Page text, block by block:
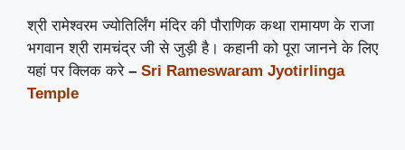
श्री रामेश्वरम ज्योतिर्लिंग मंदिर की पौराणिक कथा रामायण के राजा
भगवान श्री रामचंद्र जी से जुड़ी है। कहानी को पूरा जानने के लिए
यहां पर क्लिक करे– Sri Rameswaram Jyotirlinga
Temple